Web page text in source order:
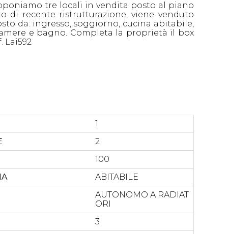
tre locali in vendita posto al piano
di recente ristrutturazione, viene venduto
da: ingresso, soggiorno, cucina abitabile,
e bagno. Completa la proprietà il box
Lai592
1
2
100
ABITABILE
AUTONOMO A RADIAT
ORI
3